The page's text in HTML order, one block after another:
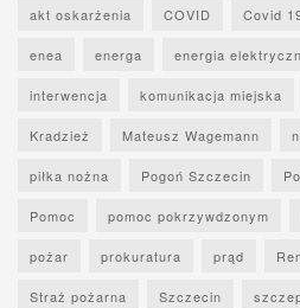
akt oskarżenia COVID Covid
enea energa energia
interwencja komunikacja miejska
Kradzież Mateusz Wagemann
piłka nożna Pogoń Szczecin
Pomoc pomoc pokrzywdzonym
pożar prokuratura prąd
Straż pożarna Szczecin